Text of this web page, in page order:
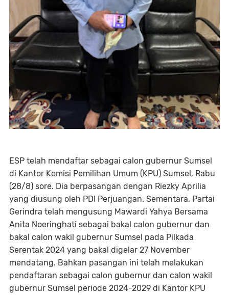
ESP telah mendaftar sebagai calon gubernur Sumsel
di Kantor Komisi Pemilihan Umum (KPU) Sumsel, Rabu
(28/8) sore. Dia berpasangan dengan Riezky Aprilia
yang diusung oleh PDI Perjuangan. Sementara, Partai
Gerindra telah mengusung Mawardi Yahya Bersama
Anita Noeringhati sebagai bakal calon gubernur dan
bakal calon wakil gubernur Sumsel pada Pilkada
Serentak 2024 yang bakal digelar 27 November
mendatang. Bahkan pasangan ini telah melakukan
pendaftaran sebagai calon gubernur dan calon wakil
gubernur Sumsel periode 2024-2029 di Kantor KPU